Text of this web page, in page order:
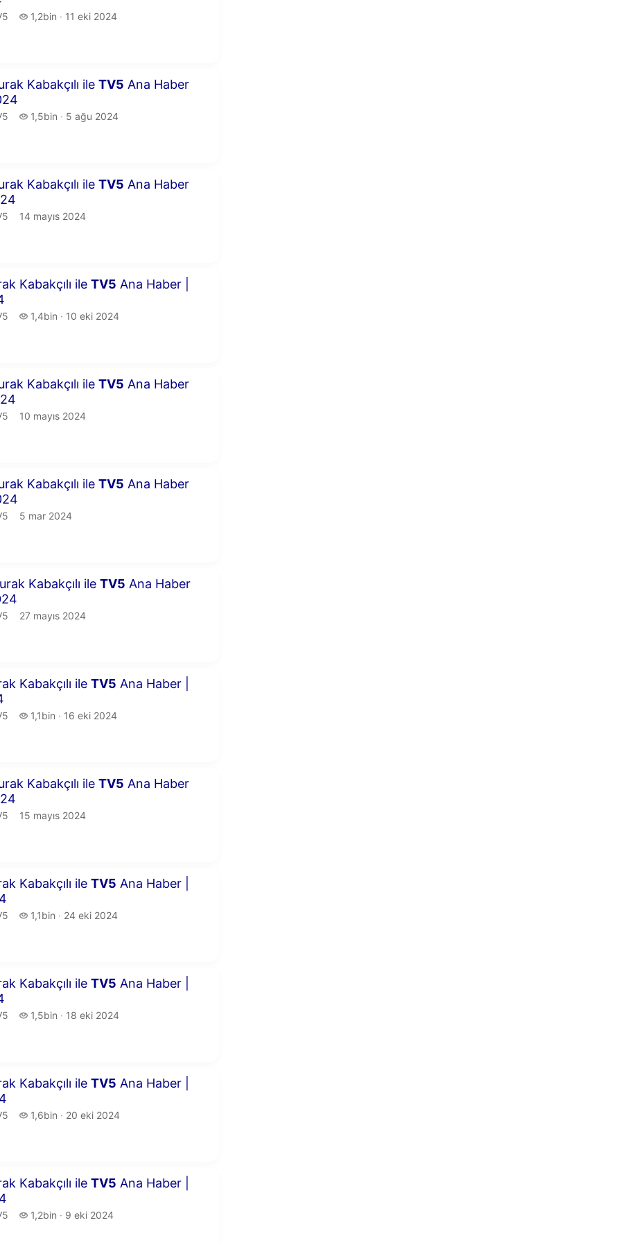
1,2bin
1,2 bin izleme11 eki 2024
Kabakçılı ile TV5 Ana Haber
dakika 57 saniye
1,5bin
1,5 bin izleme5 ağu 2024
Kabakçılı ile TV5 Ana Haber
dakika 58 saniye
yayın tarihi
14 mayıs 2024
Kabakçılı ile TV5 Ana Haber |
dakika 37 saniye
1,4bin
1,4 bin izleme10 eki 2024
Kabakçılı ile TV5 Ana Haber
dakika 36 saniye
yayın tarihi
10 mayıs 2024
Kabakçılı ile TV5 Ana Haber
dakika 30 saniye
yayın tarihi
5 mar 2024
Kabakçılı ile TV5 Ana Haber
dakika 12 saniye
yayın tarihi
27 mayıs 2024
Kabakçılı ile TV5 Ana Haber |
dakika 11 saniye
1,1bin
1,1 bin izleme16 eki 2024
Kabakçılı ile TV5 Ana Haber
dakika 31 saniye
yayın tarihi
15 mayıs 2024
Kabakçılı ile TV5 Ana Haber |
dakika 5 saniye
1,1bin
1,1 bin izleme24 eki 2024
Kabakçılı ile TV5 Ana Haber |
dakika 29 saniye
1,5bin
1,5 bin izleme18 eki 2024
Kabakçılı ile TV5 Ana Haber |
dakika 25 saniye
1,6bin
1,6 bin izleme20 eki 2024
Kabakçılı ile TV5 Ana Haber |
dakika 1 saniye
1,2bin
1,2 bin izleme
9 eki 2024